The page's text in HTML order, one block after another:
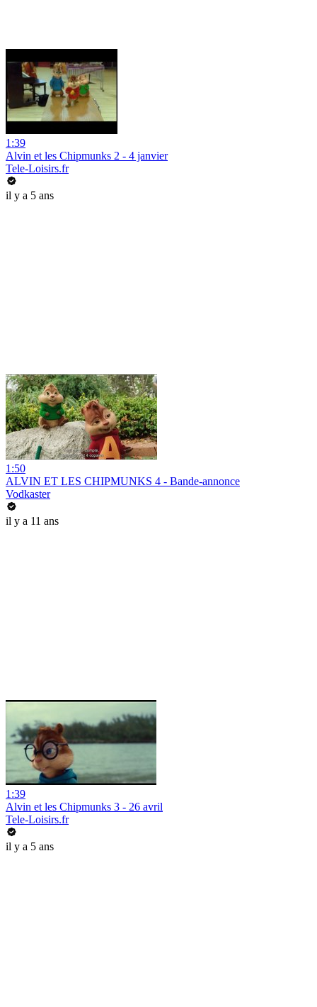
1:39
Alvin et les Chipmunks 2 - 4 janvier
Tele-Loisirs.fr
il y a 5 ans
1:50
ALVIN ET LES CHIPMUNKS 4 - Bande-annonce
Vodkaster
il y a 11 ans
1:39
Alvin et les Chipmunks 3 - 26 avril
Tele-Loisirs.fr
il y a 5 ans